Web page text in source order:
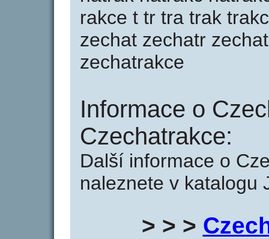
rakce t tr tra trak
zechat zechatr
zechatrakce
Informace o
Czechatrakce:
Další informace o
naleznete v katalogu
> > >